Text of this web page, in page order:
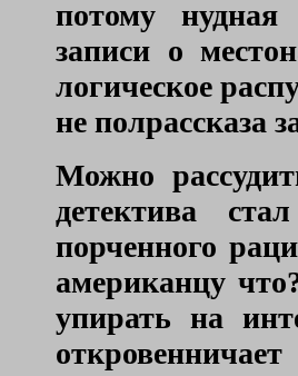
потому
записи о
логическое
не полрассказа
Можно
детектива
порченного
американцу
упирать на